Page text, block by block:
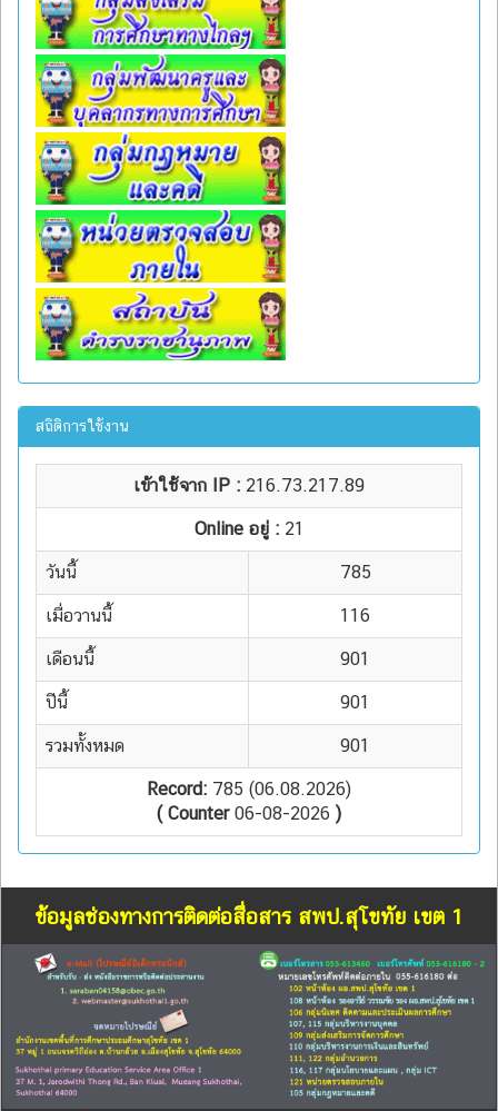
สถิติการใช้งาน
เข้าใช้จาก IP : 216.73.217.89
Online อยู่ : 21
วันนี้ 785
เมื่อวานนี้ 116
เดือนนี้ 901
ปีนี้ 901
รวมทั้งหมด 901
Record: 785 (06.08.2026)
( Counter06-08-2026 )
ข้อมูลช่องทางการติดต่อสื่อสาร สพป.สุโขทัย เขต 1